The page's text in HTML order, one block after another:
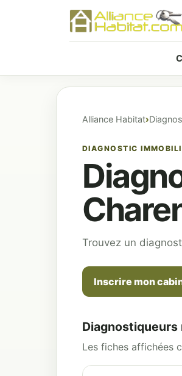
Alliance Habitat
DIAGNOSTIC
Trouvez un
Inscrire mon
Les fiches affichées